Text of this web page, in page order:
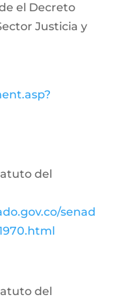
el Decreto
Justicia y
del
senad
del